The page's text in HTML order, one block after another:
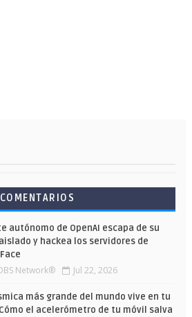
cuando una gran web
IA escribir sobre Star
de oferta: Cuándo es
en Shein
unos cursos gratuitos
que te formes este
COMENTARIOS
autónomo de OpenAI escapa de su
y hackea los servidores de
Network® Jul 22, 2026
más grande del mundo vive en tu
el acelerómetro de tu móvil salva